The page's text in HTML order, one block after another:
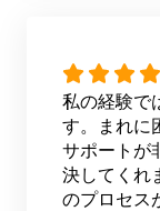
私の経験で
す。まれに
サポートが
決してくれ
のプロセス